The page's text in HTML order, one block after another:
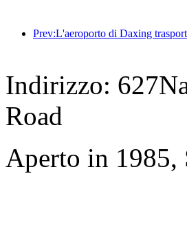
Indirizzo:
Road
Aperto in 1985,